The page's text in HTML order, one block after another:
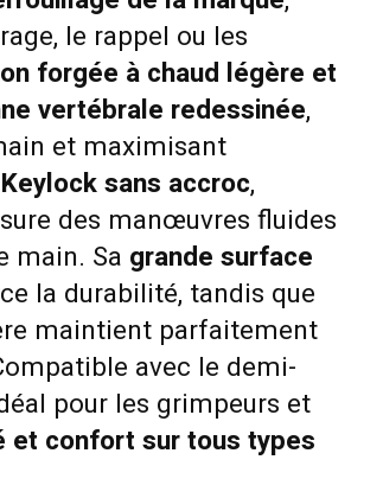
le rappel ou les
forgée à chaud légère et
vertébrale redessinée,
et maximisant
sans accroc,
des manœuvres fluides
main. Sa grande surface
la durabilité, tandis que
maintient parfaitement
avec le demi-
pour les grimpeurs et
et confort sur tous types